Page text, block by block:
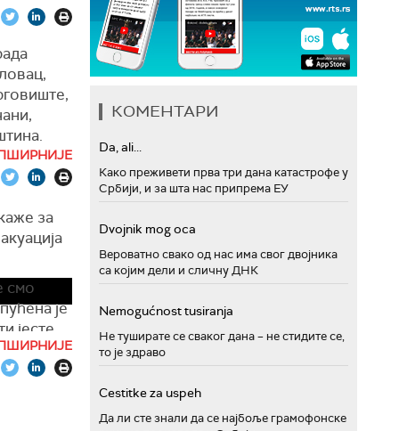
код
као
како
са
за
смо
је
јесте
где
КОМЕНТАРИ
Da, ali...
Како преживети прва три дана катастрофе у
Србији, и за шта нас припрема ЕУ
Dvojnik mog oca
Вероватно свако од нас има свог двојника
са којим дели и сличну ДНК
Nemogućnost tusiranja
Не туширате се сваког дана – не стидите се,
то је здраво
Cestitke za uspeh
Да ли сте знали да се најбоље грамофонске